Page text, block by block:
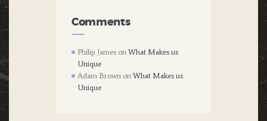
Comments
Philip James onWhat Makes us
Unique
Adam Brown onWhat Makes us
Unique